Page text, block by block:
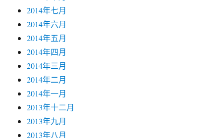
2014年七月
2014年六月
2014年五月
2014年四月
2014年三月
2014年二月
2014年一月
2013年十二月
2013年九月
2013年八月